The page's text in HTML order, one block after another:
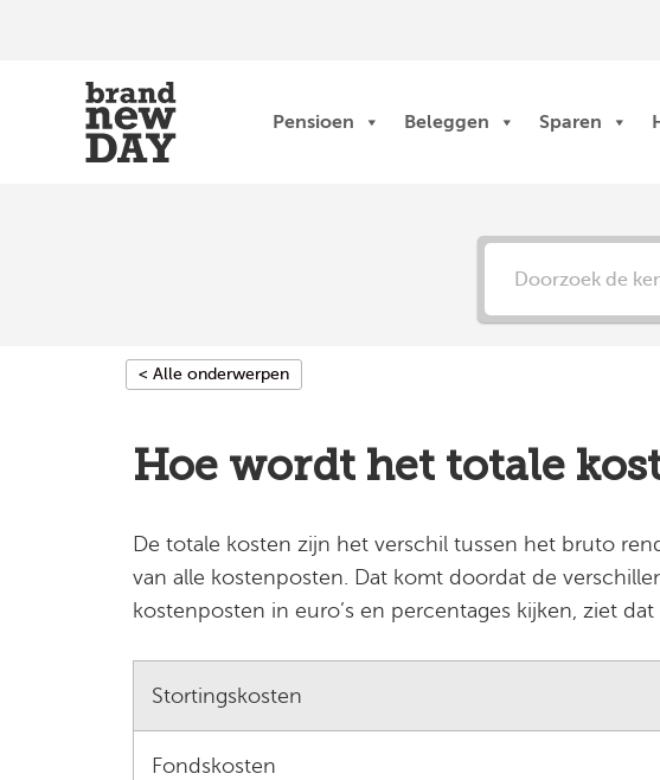
Pensioen Beleggen Sparen
< Alle onderwerpen
Hoe wordt het totale
De totale kosten zijn het verschil tussen het bruto
van alle kostenposten. Dat komt doordat de
kostenposten in euro’s en percentages kijken, ziet
Stortingskosten
Fondskosten